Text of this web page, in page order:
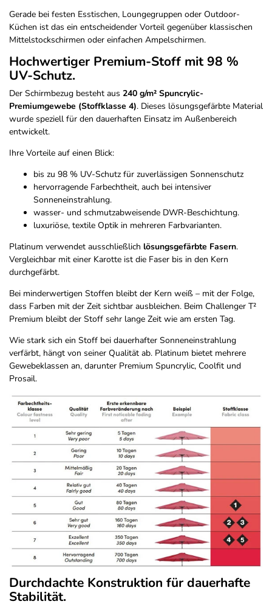
Gerade bei festen Esstischen, Loungegruppen oder Outdoor-
Küchen ist das ein entscheidender Vorteil gegenüber klassischen
Mittelstockschirmen oder einfachen Ampelschirmen.
Hochwertiger Premium-Stoff mit 98 %
UV-Schutz.
Der Schirmbezug besteht aus 240 g/m² Spuncrylic-
Premiumgewebe (Stoffklasse 4). Dieses lösungsgefärbte Material
wurde speziell für den dauerhaften Einsatz im Außenbereich
entwickelt.
Ihre Vorteile auf einen Blick:
bis zu 98 % UV-Schutz für zuverlässigen Sonnenschutz
hervorragende Farbechtheit, auch bei intensiver
Sonneneinstrahlung.
wasser- und schmutzabweisende DWR-Beschichtung.
luxuriöse, textile Optik in mehreren Farbvarianten.
Platinum verwendet ausschließlich lösungsgefärbte Fasern.
Vergleichbar mit einer Karotte ist die Faser bis in den Kern
durchgefärbt.
Bei minderwertigen Stoffen bleibt der Kern weiß – mit der Folge,
dass Farben mit der Zeit sichtbar ausbleichen. Beim Challenger T²
Premium bleibt der Stoff sehr lange Zeit wie am ersten Tag.
Wie stark sich ein Stoff bei dauerhafter Sonneneinstrahlung
verfärbt, hängt von seiner Qualität ab. Platinum bietet mehrere
Gewebeklassen an, darunter Premium Spuncrylic, Coolfit und
Prosail.
Durchdachte Konstruktion für dauerhafte
Stabilität.